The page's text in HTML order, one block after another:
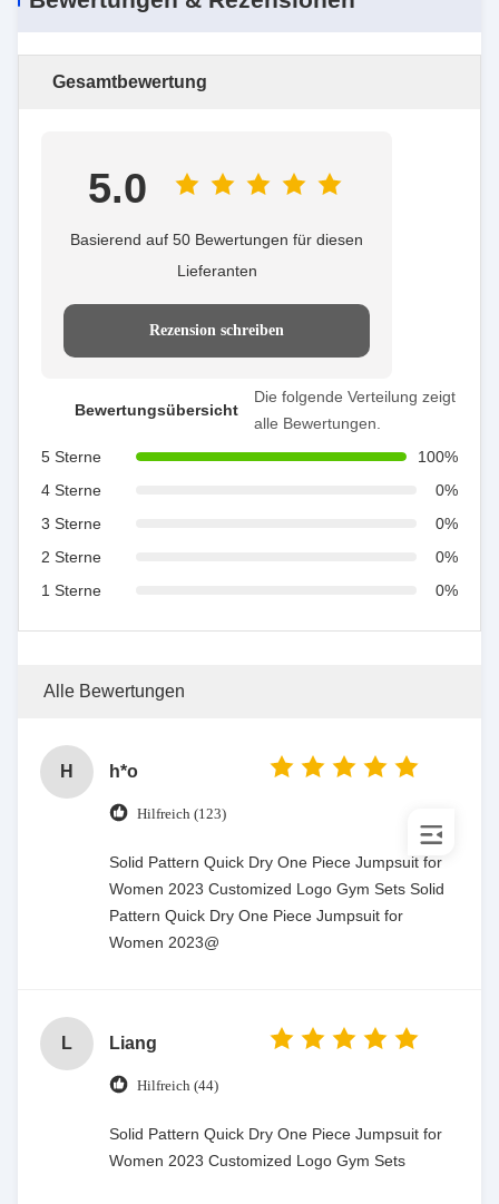
Gesamtbewertung
5.0
Basierend auf 50 Bewertungen für diesen
Lieferanten
Rezension schreiben
Bewertungsübersicht
Die folgende Verteilung zeigt
alle Bewertungen.
5 Sterne
100%
4 Sterne
0%
3 Sterne
0%
2 Sterne
0%
1 Sterne
0%
Alle Bewertungen
H h*o
Hilfreich (123)
Solid Pattern Quick Dry One Piece Jumpsuit for
Women 2023 Customized Logo Gym Sets Solid
Pattern Quick Dry One Piece Jumpsuit for
Women 2023@
L Liang
Hilfreich (44)
Solid Pattern Quick Dry One Piece Jumpsuit for
Women 2023 Customized Logo Gym Sets